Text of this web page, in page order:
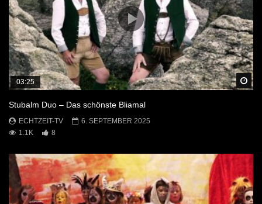
03:25
Stubalm Duo – Das schönste Bliamal
ECHTZEIT-TV
6. SEPTEMBER 2025
1.1K
8